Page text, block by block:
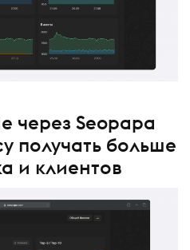
через Seopapa
получать больше
и клиентов